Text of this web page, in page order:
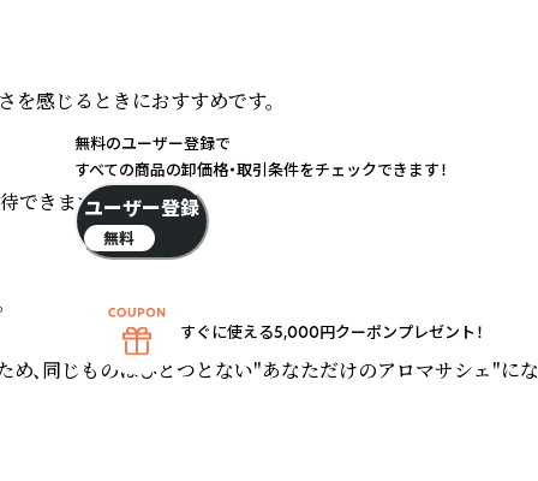
感じるときにおすすめです。
できます。
同じものはひとつとない"あなただけのアロマサシェ"に
無料のユーザー登録で
すべての商品の卸価格・取引条件をチェックできます！
ユーザー登録
無料
すぐに使える5,000円クーポンプレゼント！